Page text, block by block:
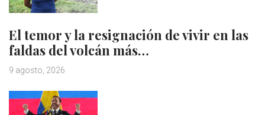
El temor y la resignación de vivir en las
faldas del volcán más…
9 agosto, 2026